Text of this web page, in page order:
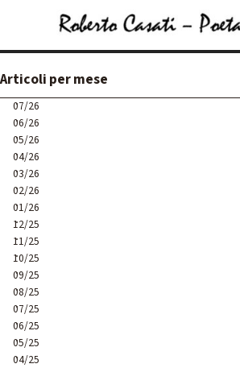
Salta menù
Salta blocco Articoli per mese
Articoli per mese
07/26
06/26
05/26
04/26
03/26
02/26
01/26
12/25
11/25
10/25
09/25
08/25
07/25
06/25
05/25
04/25